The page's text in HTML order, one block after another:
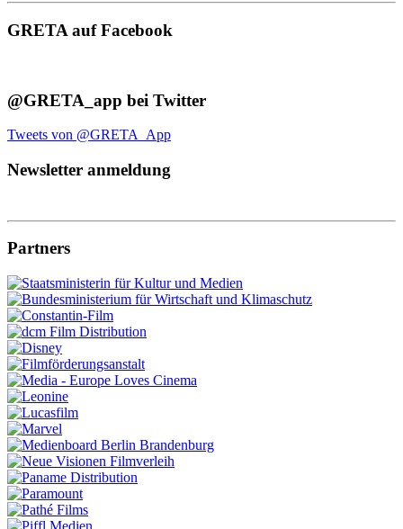
GRETA auf Facebook
@GRETA_app bei Twitter
Tweets von @GRETA_App
Newsletter anmeldung
Partners